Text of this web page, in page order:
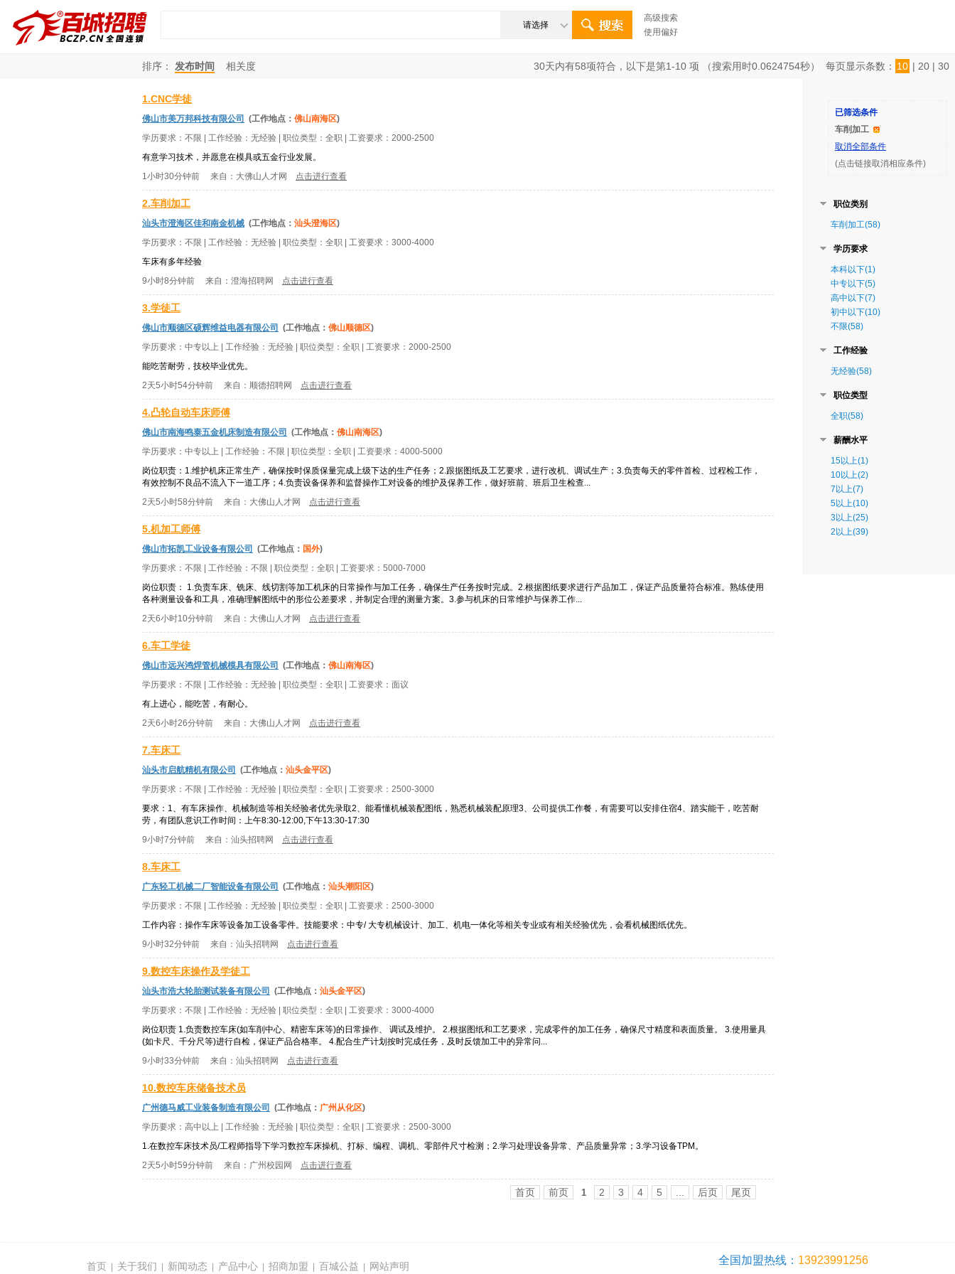
请选择
高级搜索
使用偏好
排序： 发布时间 相关度 30天内有58项符合，以下是第1-10 项 （搜索用时0.0624754秒） 每页显示条数： 10 | 20 | 30
1.CNC学徒
佛山市美万邦科技有限公司 (工作地点： 佛山南海区)
学历要求： 不限 | 工作经验： 无经验 | 职位类型： 全职 | 工资要求： 2000-2500
有意学习技术，并愿意在模具或五金行业发展。
1小时30分钟前 来自： 大佛山人才网 点击进行查看
2.车削加工
汕头市澄海区佳和南金机械 (工作地点： 汕头澄海区)
学历要求： 不限 | 工作经验： 无经验 | 职位类型： 全职 | 工资要求： 3000-4000
车床有多年经验
9小时8分钟前 来自： 澄海招聘网 点击进行查看
3.学徒工
佛山市顺德区硕辉维益电器有限公司 (工作地点： 佛山顺德区)
学历要求： 中专以上 | 工作经验： 无经验 | 职位类型： 全职 | 工资要求： 2000-2500
能吃苦耐劳，技校毕业优先。
2天5小时54分钟前 来自： 顺德招聘网 点击进行查看
4.凸轮自动车床师傅
佛山市南海鸣泰五金机床制造有限公司 (工作地点： 佛山南海区)
学历要求： 中专以上 | 工作经验： 不限 | 职位类型： 全职 | 工资要求： 4000-5000
岗位职责：1.维护机床正常生产，确保按时保质保量完成上级下达的生产任务；2.跟据图纸及工艺要求，进行改机、调试生产；3.负责每天的零件首检、过程检工作，
有效控制不良品不流入下一道工序；4.负责设备保养和监督操作工对设备的维护及保养工作，做好班前、班后卫生检查...
2天5小时58分钟前 来自： 大佛山人才网 点击进行查看
5.机加工师傅
佛山市拓凯工业设备有限公司 (工作地点： 国外)
学历要求： 不限 | 工作经验： 不限 | 职位类型： 全职 | 工资要求： 5000-7000
岗位职责： 1.负责车床、铣床、线切割等加工机床的日常操作与加工任务，确保生产任务按时完成。2.根据图纸要求进行产品加工，保证产品质量符合标准。熟练使用
各种测量设备和工具，准确理解图纸中的形位公差要求，并制定合理的测量方案。3.参与机床的日常维护与保养工作...
2天6小时10分钟前 来自： 大佛山人才网 点击进行查看
6.车工学徒
佛山市远兴鸿焊管机械模具有限公司 (工作地点： 佛山南海区)
学历要求： 不限 | 工作经验： 无经验 | 职位类型： 全职 | 工资要求： 面议
有上进心，能吃苦，有耐心。
2天6小时26分钟前 来自： 大佛山人才网 点击进行查看
7.车床工
汕头市启航精机有限公司 (工作地点： 汕头金平区)
学历要求： 不限 | 工作经验： 无经验 | 职位类型： 全职 | 工资要求： 2500-3000
要求：1、有车床操作、机械制造等相关经验者优先录取2、能看懂机械装配图纸，熟悉机械装配原理3、公司提供工作餐，有需要可以安排住宿4、踏实能干，吃苦耐
劳，有团队意识工作时间：上午8:30-12:00,下午13:30-17:30
9小时7分钟前 来自： 汕头招聘网 点击进行查看
8.车床工
广东轻工机械二厂智能设备有限公司 (工作地点： 汕头潮阳区)
学历要求： 不限 | 工作经验： 无经验 | 职位类型： 全职 | 工资要求： 2500-3000
工作内容：操作车床等设备加工设备零件。技能要求：中专/ 大专机械设计、加工、机电一体化等相关专业或有相关经验优先，会看机械图纸优先。
9小时32分钟前 来自： 汕头招聘网 点击进行查看
9.数控车床操作及学徒工
汕头市浩大轮胎测试装备有限公司 (工作地点： 汕头金平区)
学历要求： 不限 | 工作经验： 无经验 | 职位类型： 全职 | 工资要求： 3000-4000
岗位职责 1.负责数控车床(如车削中心、精密车床等)的日常操作、 调试及维护。 2.根据图纸和工艺要求，完成零件的加工任务，确保尺寸精度和表面质量。 3.使用量具
(如卡尺、千分尺等)进行自检，保证产品合格率。 4.配合生产计划按时完成任务，及时反馈加工中的异常问...
9小时33分钟前 来自： 汕头招聘网 点击进行查看
10.数控车床储备技术员
广州德马威工业装备制造有限公司 (工作地点： 广州从化区)
学历要求： 高中以上 | 工作经验： 无经验 | 职位类型： 全职 | 工资要求： 2500-3000
1.在数控车床技术员/工程师指导下学习数控车床操机、打标、编程、调机、零部件尺寸检测；2.学习处理设备异常、产品质量异常；3.学习设备TPM。
2天5小时59分钟前 来自： 广州校园网 点击进行查看
首页 前页 1 2 3 4 5 后页 尾页
已筛选条件
车削加工
取消全部条件
(点击链接取消相应条件)
职位类别
车削加工(58)
学历要求
本科以下(1)
中专以下(5)
高中以下(7)
初中以下(10)
不限(58)
工作经验
无经验(58)
职位类型
全职(58)
薪酬水平
15以上(1)
10以上(2)
7以上(7)
5以上(10)
3以上(25)
2以上(39)
首页 关于我们 新闻动态 产品中心 招商加盟 百城公益 网站声明 全国加盟热线： 13923991256